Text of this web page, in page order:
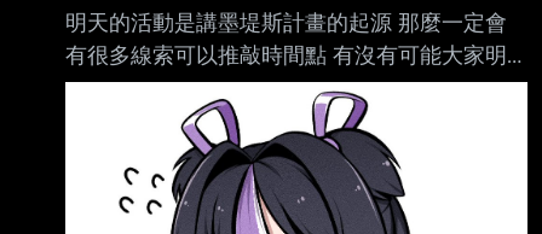
明天的活動是講墨堤斯計畫的起源 那麼一定會
有很多線索可以推敲時間點 有沒有可能大家明
天一看 竟發現舒恩其實是40多歲的蘿莉BBA小
鬼 會不會對舒恩人設幻想破滅？
https://x.com/Hollyeung100/status/207920529
1602960402/photo/1
https://pbs.twimg.com/media/HNrSLUGa0AI_0